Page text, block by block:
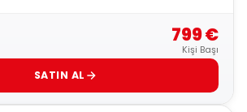
799 €
Kişi Başı
SATIN AL
5